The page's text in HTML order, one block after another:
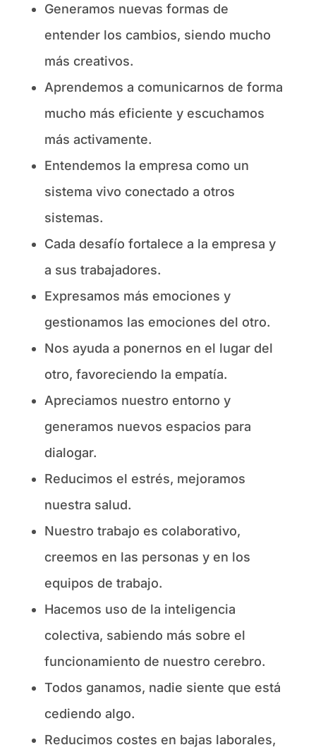
Generamos nuevas formas de
entender los cambios, siendo mucho
más creativos.
Aprendemos a comunicarnos de forma
mucho más eficiente y escuchamos
más activamente.
Entendemos la empresa como un
sistema vivo conectado a otros
sistemas.
Cada desafío fortalece a la empresa y
a sus trabajadores.
Expresamos más emociones y
gestionamos las emociones del otro.
Nos ayuda a ponernos en el lugar del
otro, favoreciendo la empatía.
Apreciamos nuestro entorno y
generamos nuevos espacios para
dialogar.
Reducimos el estrés, mejoramos
nuestra salud.
Nuestro trabajo es colaborativo,
creemos en las personas y en los
equipos de trabajo.
Hacemos uso de la inteligencia
colectiva, sabiendo más sobre el
funcionamiento de nuestro cerebro.
Todos ganamos, nadie siente que está
cediendo algo.
Reducimos costes en bajas laborales,